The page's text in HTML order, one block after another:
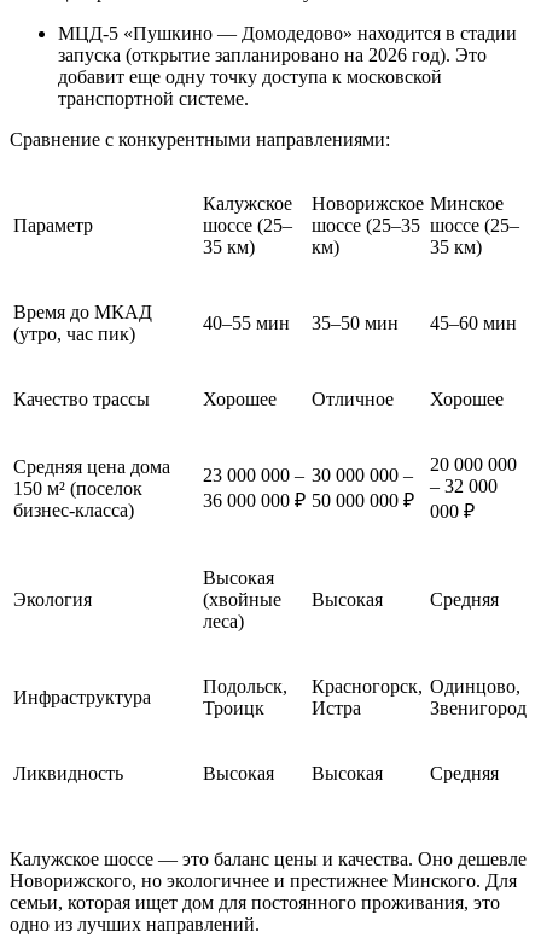
МЦД-5 «Пушкино — Домодедово» находится в стадии
запуска (открытие запланировано на 2026 год). Это
добавит еще одну точку доступа к московской
транспортной системе.
Сравнение с конкурентными направлениями:
Параметр
Калужское
шоссе (25–
35 км)
Новорижское
шоссе (25–35
км)
Минское
шоссе (25–
35 км)
Время до МКАД
(утро, час пик)
40–55 мин 35–50 мин 45–60 мин
Качество трассы Хорошее Отличное Хорошее
Средняя цена дома
150 м² (поселок
бизнес-класса)
23 000 000 –
36 000 000 ₽
30 000 000 –
50 000 000 ₽
20 000 000
– 32 000
000 ₽
Экология
Высокая
(хвойные
леса)
Высокая Средняя
Инфраструктура
Подольск,
Троицк
Красногорск,
Истра
Одинцово,
Звенигород
Ликвидность Высокая Высокая Средняя
Калужское шоссе — это баланс цены и качества. Оно дешевле
Новорижского, но экологичнее и престижнее Минского. Для
семьи, которая ищет дом для постоянного проживания, это
одно из лучших направлений.